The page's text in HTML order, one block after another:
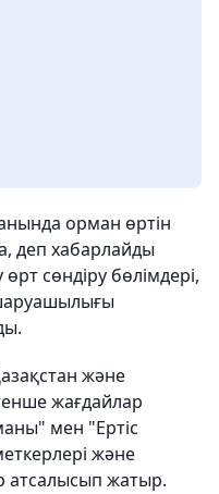
орман өртін
деп хабарлайды
сөндіру бөлімдері,
және
жағдайлар
мен "Ертіс
және
атсалысып жатыр.